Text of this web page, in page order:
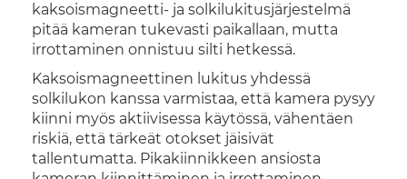
kaksoismagneetti- ja solkilukitusjärjestelmä
pitää kameran tukevasti paikallaan, mutta
irrottaminen onnistuu silti hetkessä.
Kaksoismagneettinen lukitus yhdessä
solkilukon kanssa varmistaa, että kamera pysyy
kiinni myös aktiivisessa käytössä, vähentäen
riskiä, että tärkeät otokset jäisivät
tallentumatta. Pikakiinnikkeen ansiosta